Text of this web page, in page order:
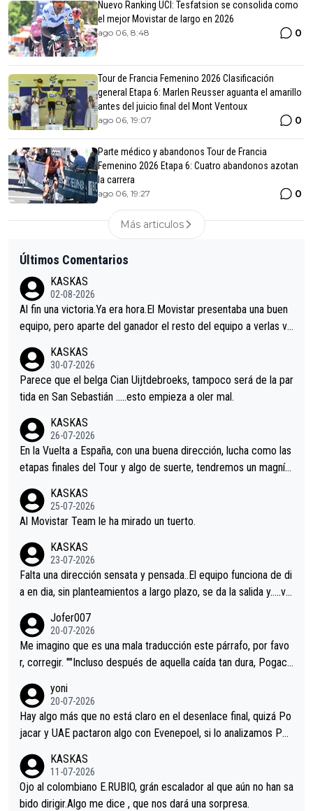
Nuevo Ranking UCI: Tesfatsion se consolida como
el mejor Movistar de largo en 2026
ago 06, 8:48 0
Tour de Francia Femenino 2026 Clasificación
general Etapa 6: Marlen Reusser aguanta el amarillo
antes del juicio final del Mont Ventoux
ago 06, 19:07 0
Parte médico y abandonos Tour de Francia
Femenino 2026 Etapa 6: Cuatro abandonos azotan
la carrera
ago 06, 19:27 0
Más articulos
Últimos Comentarios
KASKAS
02-08-2026
Al fin una victoria.Ya era hora.El Movistar presentaba una buen
equipo, pero aparte del ganador el resto del equipo a verlas ve
s.La única buena noticia es la mejoría de Enric Más en San Seb
astian.Si en la Vuelta a Burgos sigue la mejoría, podríamos ten
er alguna sorpresa en la Vuelta.Ojalá.
KASKAS
30-07-2026
Parece que el belga Cian Uijtdebroeks, tampoco será de la par
tida en San Sebastián …..esto empieza a oler mal.
KASKAS
26-07-2026
En la Vuelta a España, con una buena dirección, lucha como las
etapas finales del Tour y algo de suerte, tendremos un magnífi
KASKAS
25-07-2026
Al Movistar Team le ha mirado un tuerto.
KASKAS
23-07-2026
Falta una dirección sensata y pensada..El equipo funciona de di
a en dia, sin planteamientos a largo plazo, se da la salida y…..ve
Minguez, Velez etc etc.Me da pena vivir estos momentos tan
tristes sin victorias.
Jofer007
20-07-2026
Me imagino que es una mala traducción este párrafo, por favo
r, corregir. ""Incluso después de aquella caída tan dura, Pogaca
permaneció pegado a su rueda. Parecía increíble la forma en l
a que era capaz de controlar el miedo", recordó."
yoni
20-07-2026
Hay algo más que no está claro en el desenlace final, quizá Po
jacar y UAE pactaron algo con Evenepoel, si lo analizamos Poj
i sin pedalear, luego está el saludo con Evenepoel dándose la
mano de una manera muy fraternal, más allá de los típicos toqu
es en el hombro con que saludaba a Vingegard. Ahí hubo una in
KASKAS
11-07-2026
Ojo al colombiano E.RUBIO, grán escalador al que aún no han sa
bido dirigir.Algo me dice , que nos dará una sorpresa.